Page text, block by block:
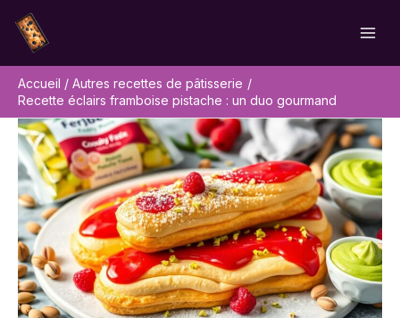
contenu
Accueil
Autres recettes de pâtisserie
Recette éclairs framboise pistache : un duo gourmand
Rechercher